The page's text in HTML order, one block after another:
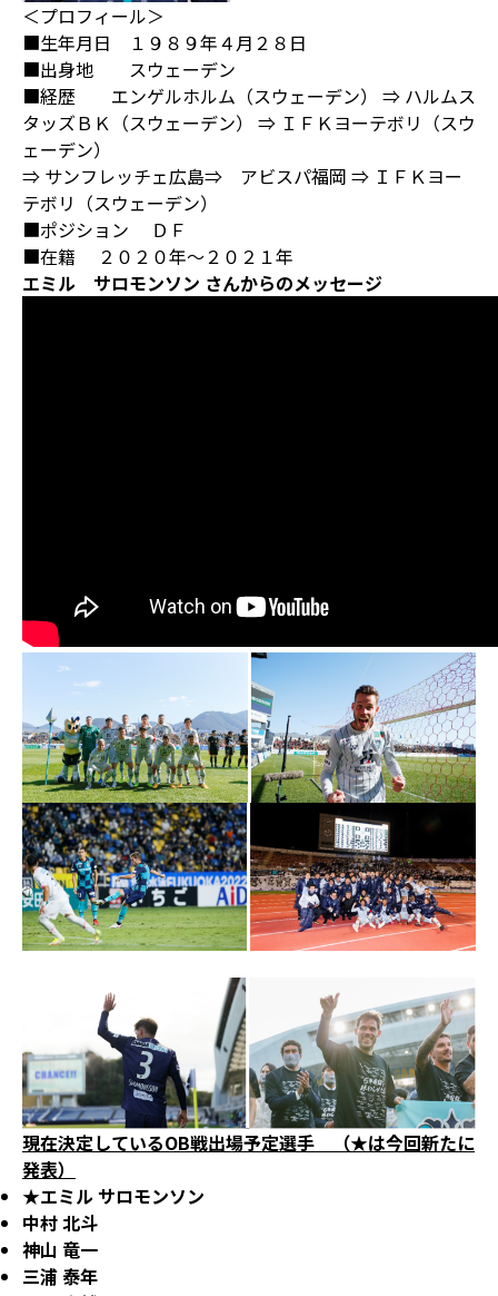
＜プロフィール＞
■生年月日 １９８９年４月２８日
■出身地 スウェーデン
■経歴 エンゲルホルム（スウェーデン） ⇒ ハルムス
タッズＢＫ（スウェーデン） ⇒ ＩＦＫヨーテボリ（スウ
ェーデン）
⇒ サンフレッチェ広島⇒ アビスパ福岡 ⇒ ＩＦＫヨー
テボリ（スウェーデン）
■ポジション ＤＦ
■在籍 ２０２０年～２０２１年
エミル サロモンソン さんからのメッセージ
現在決定しているOB戦出場予定選手 （★は今回新たに
発表）
★エミル サロモンソン
中村 北斗
神山 竜一
三浦 泰年